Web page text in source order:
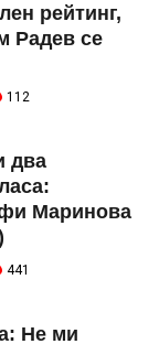
рейтинг,
Радев се
112
два
Маринова
441
Не ми